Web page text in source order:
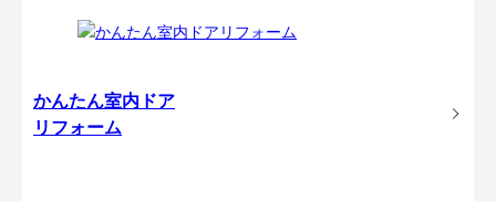
かんたん室内ドア
リフォーム